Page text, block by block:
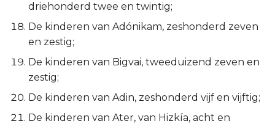
driehonderd twee en twintig;
De kinderen van Adónikam, zeshonderd zeven
en zestig;
De kinderen van Bigvai, tweeduizend zeven en
zestig;
De kinderen van Adin, zeshonderd vijf en vijftig;
De kinderen van Ater, van Hizkía, acht en